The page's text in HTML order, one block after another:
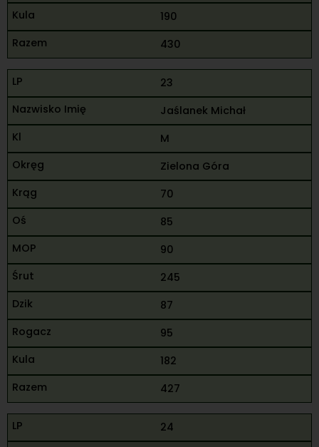
190
430
23
Jaślanek Michał
M
Zielona Góra
70
85
90
245
87
95
182
427
24